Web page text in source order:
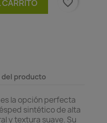
favorite_border
del producto
es la opción perfecta
sintético de alta
y textura suave. Su